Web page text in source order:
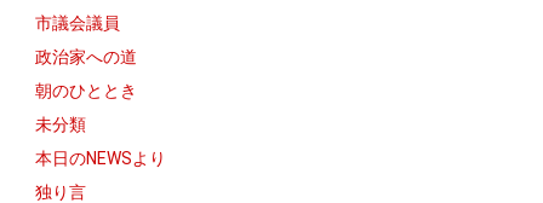
市議会議員
政治家への道
朝のひととき
未分類
本日のNEWSより
独り言